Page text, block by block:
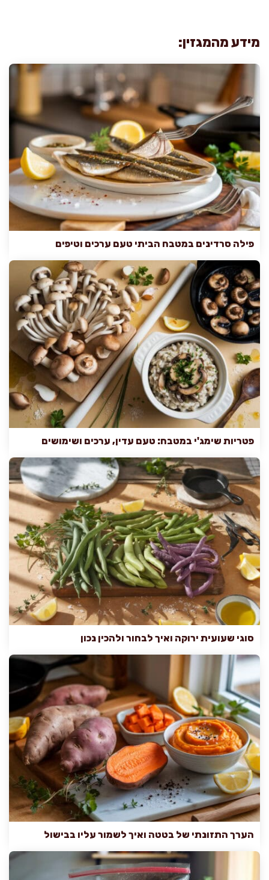
מידע מהמגזין:
פילה סרדינים במטבח הביתי טעם ערכים וטיפים
פטריות שימג'י במטבח: טעם עדין, ערכים ושימושים
סוגי שעועית ירוקה ואיך לבחור ולהכין נכון
הערך התזונתי של בטטה ואיך לשמור עליו בבישול